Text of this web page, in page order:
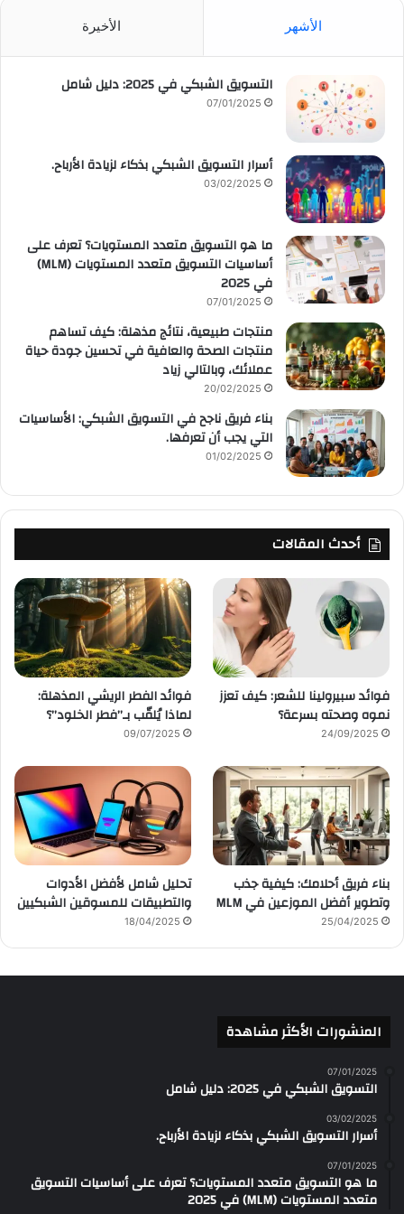
الأشهر الأخيرة
التسويق الشبكي في 2025: دليل شامل
07/01/2025
أسرار التسويق الشبكي بذكاء لزيادة الأرباح.
03/02/2025
ما هو التسويق متعدد المستويات؟ تعرف على
أساسيات التسويق متعدد المستويات (MLM)
في 2025
07/01/2025
منتجات طبيعية، نتائج مذهلة: كيف تساهم
منتجات الصحة والعافية في تحسين جودة حياة
عملائك، وبالتالي زياد
20/02/2025
بناء فريق ناجح في التسويق الشبكي: الأساسيات
التي يجب أن تعرفها.
01/02/2025
أحدث المقالات
فوائد سبيرولينا للشعر: كيف تعزز
نموه وصحته بسرعة؟
24/09/2025
فوائد الفطر الريشي المذهلة:
لماذا يُلقّب بـ”فطر الخلود”؟
09/07/2025
بناء فريق أحلامك: كيفية جذب
وتطوير أفضل الموزعين في MLM
25/04/2025
تحليل شامل لأفضل الأدوات
والتطبيقات للمسوقين الشبكيين
18/04/2025
المنشورات الأكثر مشاهدة
07/01/2025
التسويق الشبكي في 2025: دليل شامل
03/02/2025
أسرار التسويق الشبكي بذكاء لزيادة الأرباح.
07/01/2025
ما هو التسويق متعدد المستويات؟ تعرف على أساسيات التسويق
متعدد المستويات (MLM) في 2025